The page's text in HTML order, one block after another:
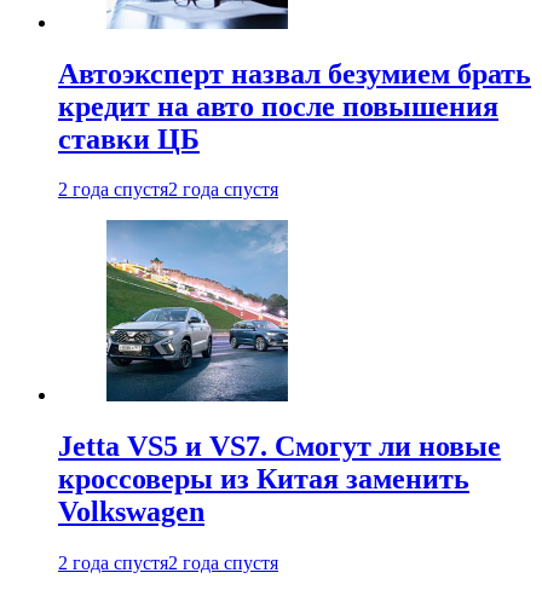
Автоэксперт назвал безумием брать
кредит на авто после повышения
ставки ЦБ
2 года спустя2 года спустя
Jetta VS5 и VS7. Смогут ли новые
кроссоверы из Китая заменить
Volkswagen
2 года спустя2 года спустя